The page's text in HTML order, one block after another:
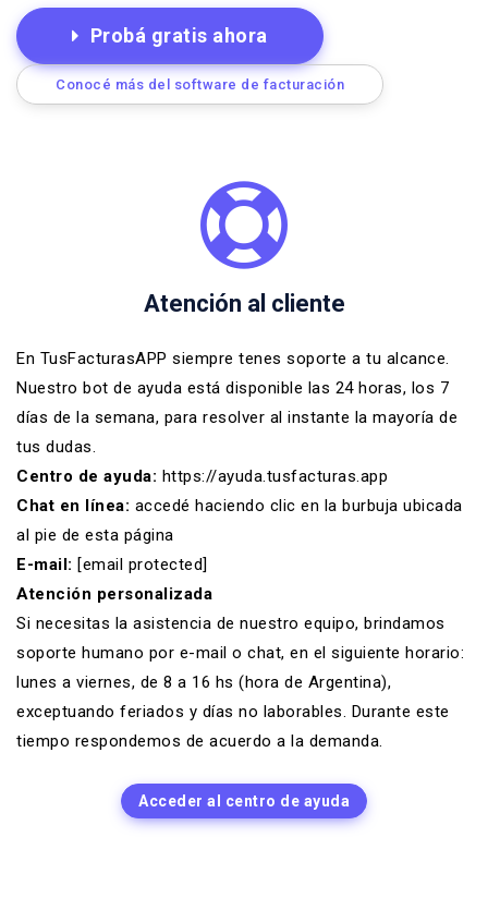
Probá gratis ahora
Conocé más del software de facturación
Atención al cliente
En TusFacturasAPP siempre tenes soporte a tu alcance.
Nuestro bot de ayuda está disponible las 24 horas, los 7
días de la semana, para resolver al instante la mayoría de
tus dudas.
Centro de ayuda: https://ayuda.tusfacturas.app
Chat en línea: accedé haciendo clic en la burbuja ubicada
al pie de esta página
E-mail: [email protected]
Atención personalizada
Si necesitas la asistencia de nuestro equipo, brindamos
soporte humano por e-mail o chat, en el siguiente horario:
lunes a viernes, de 8 a 16 hs (hora de Argentina),
exceptuando feriados y días no laborables. Durante este
tiempo respondemos de acuerdo a la demanda.
Acceder al centro de ayuda